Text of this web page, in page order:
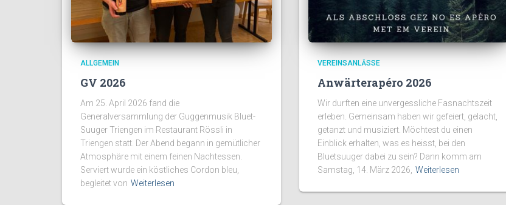
ALLGEMEIN
GV 2026
Am 25. April 2026 fand die
Generalversammlung der Guggenmusik Bluet-
Suuger Triengen im Restaurant Rössli in
Triengen statt. Der Abend begann in gemütlicher
Atmosphäre mit einem feinen Nachtessen.
Serviert wurde ein köstliches Cordon bleu,
begleitet von Weiterlesen
VEREINSANLÄSSE
Anwärterapéro 2026
Wir durften eine unvergessliche Fasnachtszeit
erleben. Gemeinsam haben wir gefeiert, gelacht,
getanzt und musiziert. Möchtest du einen
Einblick erhalten, was es heisst, bei den
Bluetsuuger dabei zu sein? Dann komm am
Samstag, 14. März 2026, Weiterlesen